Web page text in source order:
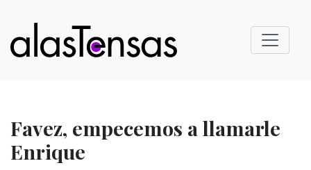
Favez, empecemos a llamarle
Enrique